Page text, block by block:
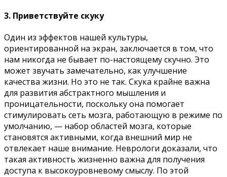
3. Приветствуйте скуку
Один из эффектов нашей культуры,
ориентированной на экран, заключается в том, что
нам никогда не бывает по-настоящему скучно. Это
может звучать замечательно, как улучшение
качества жизни. Но это не так. Скука крайне важна
для развития абстрактного мышления и
проницательности, поскольку она помогает
стимулировать сеть мозга, работающую в режиме по
умолчанию, — набор областей мозга, которые
становятся активными, когда внешний мир не
отвлекает наше внимание. Неврологи доказали, что
такая активность жизненно важна для получения
доступа к высокоуровневому смыслу. По этой